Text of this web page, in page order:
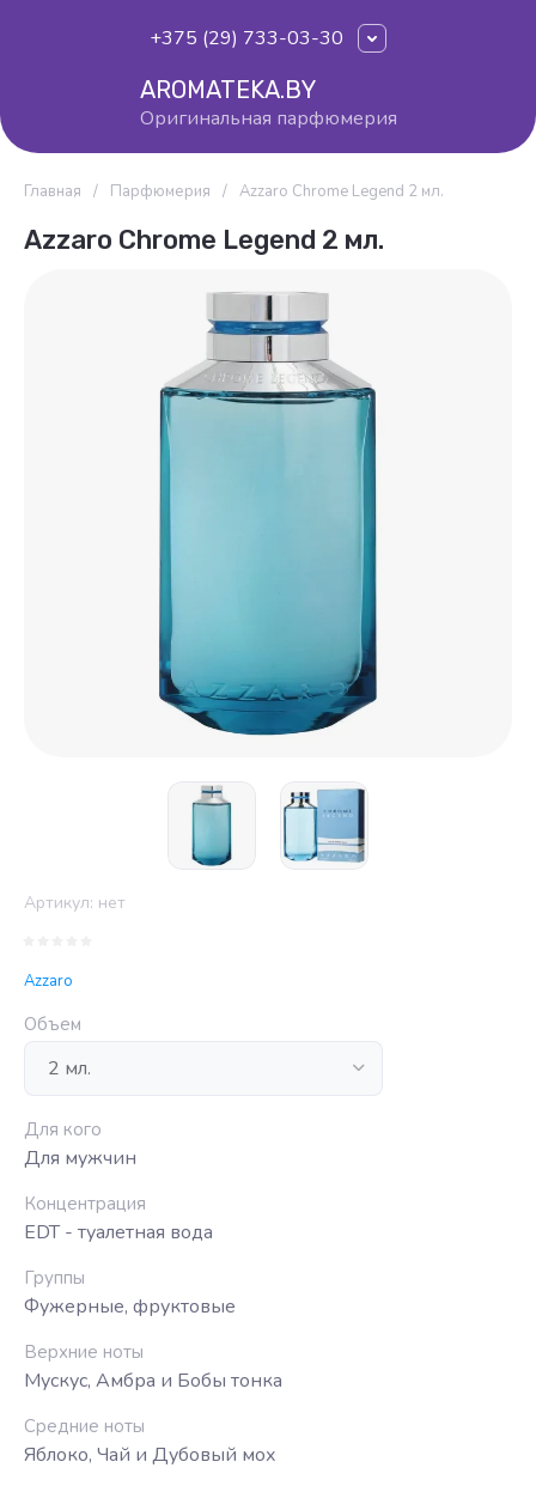
+375 (29) 733-03-30
AROMATEKA.BY
Оригинальная парфюмерия
Главная / Парфюмерия / Azzaro Chrome Legend 2 мл.
Azzaro Chrome Legend 2 мл.
Артикул: нет
Azzaro
Объем
Для кого
Для мужчин
Концентрация
EDT - туалетная вода
Группы
Фужерные, фруктовые
Верхние ноты
Мускус, Амбра и Бобы тонка
Средние ноты
Яблоко, Чай и Дубовый мох